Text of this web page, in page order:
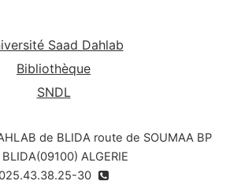
Saad Dahlab
Bibliothèque
SNDL
de BLIDA route de SOUMAA BP
ALGERIE